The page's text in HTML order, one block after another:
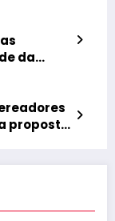
da
proposta